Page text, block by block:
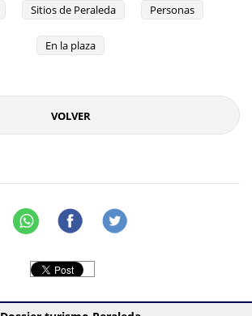
Sitios de Peraleda Personas
En la plaza
VOLVER